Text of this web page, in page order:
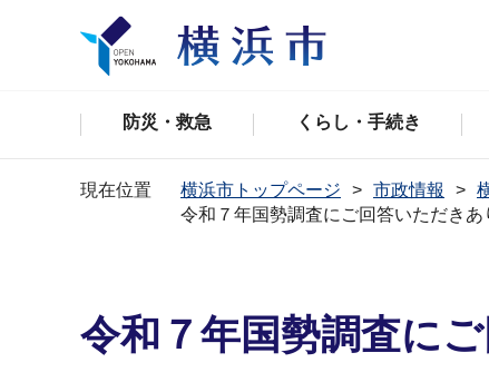
防災・救急 くらし・手続き
現在位置 横浜市トップページ 市政情報
令和７年国勢調査にご回答いただき
令和７年国勢調査に